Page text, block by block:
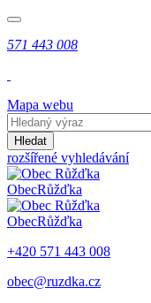
571 443 008
Mapa webu
Hledat
rozšířené vyhledávání
ObecRůžďka
ObecRůžďka
+420 571 443 008
obec@ruzdka.cz